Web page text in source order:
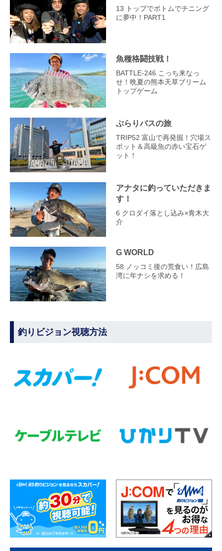
13 トップでボトムでチニング
に夢中！PART1
魚種格闘技戦！
BATTLE-246 こっち来なっ
せ！晩夏の熊本天草ブリーム
トップゲーム
ぶらりバスの旅
TRIP52 富山で再発掘！穴場ス
ポット＆高級魚の赤い宝石ゲ
ット！
アナタに釣っていただきま
す！
6 クロダイ落とし込み×青木大
介
G WORLD
58 ノッコミ後の荒食い！広島
湾に年ナシを求める！
釣りビジョン視聴方法